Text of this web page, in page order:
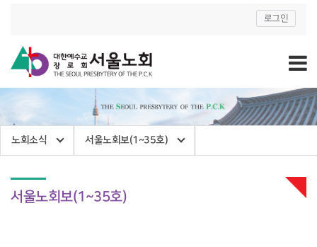
로그인
노회소식 서울노회보(1~35호)
서울노회보(1~35호)